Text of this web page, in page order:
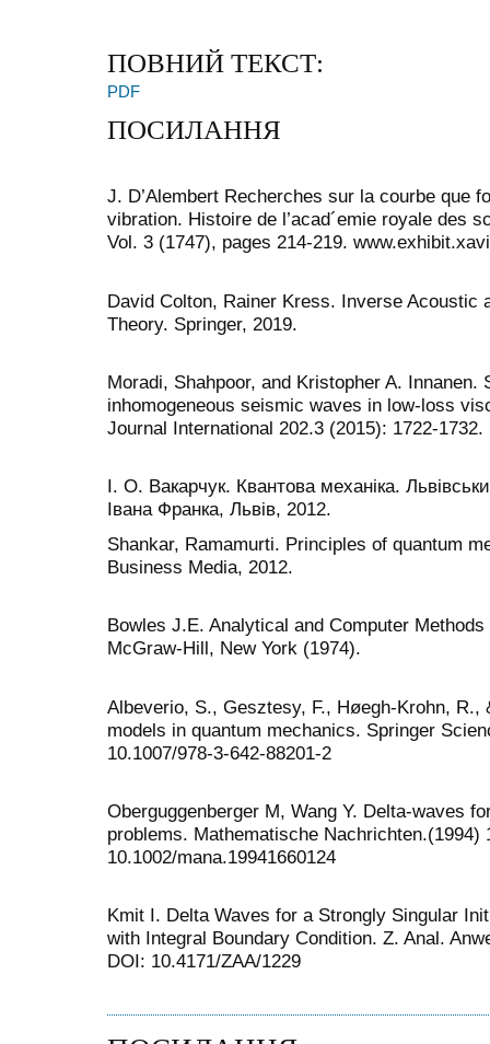
ПОВНИЙ ТЕКСТ:
PDF
ПОСИЛАННЯ
J. D’Alembert Recherches sur la courbe que
vibration. Histoire de l’acad´emie royale des
Vol. 3 (1747), pages 214-219.
David Colton, Rainer Kress. Inverse Acoustic
Theory. Springer, 2019.
Moradi, Shahpoor, and Kristopher A. Innanen.
inhomogeneous seismic waves in low-loss
Journal International 202.3 (2015): 1722-
I. О. Вакарчук. Квантова механiка.
Iвана Франка, Львiв, 2012.
Shankar, Ramamurti. Principles of quantum
Business Media, 2012.
Bowles J.E. Analytical and Computer
McGraw-Hill, New York (1974).
Albeverio, S., Gesztesy, F., Høegh-Krohn, R.,
models in quantum mechanics. Springer
10.1007/978-3-642-88201-2
Oberguggenberger M, Wang Y. Delta-waves
problems. Mathematische Nachrichten.(1994)
10.1002/mana.19941660124
Kmit I. Delta Waves for a Strongly Singular
with Integral Boundary Condition. Z. Anal.
DOI: 10.4171/ZAA/1229